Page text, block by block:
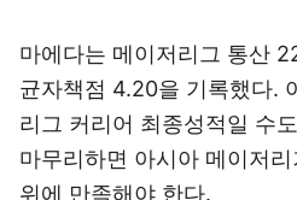
마에다는 메이저리그 통산
균자책점 4.20을 기록했다.
리그 커리어 최종성적일 수
마무리하면 아시아 메이저
위에 만족해야 한다.